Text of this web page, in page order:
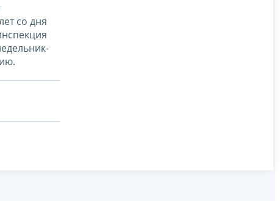
со дня